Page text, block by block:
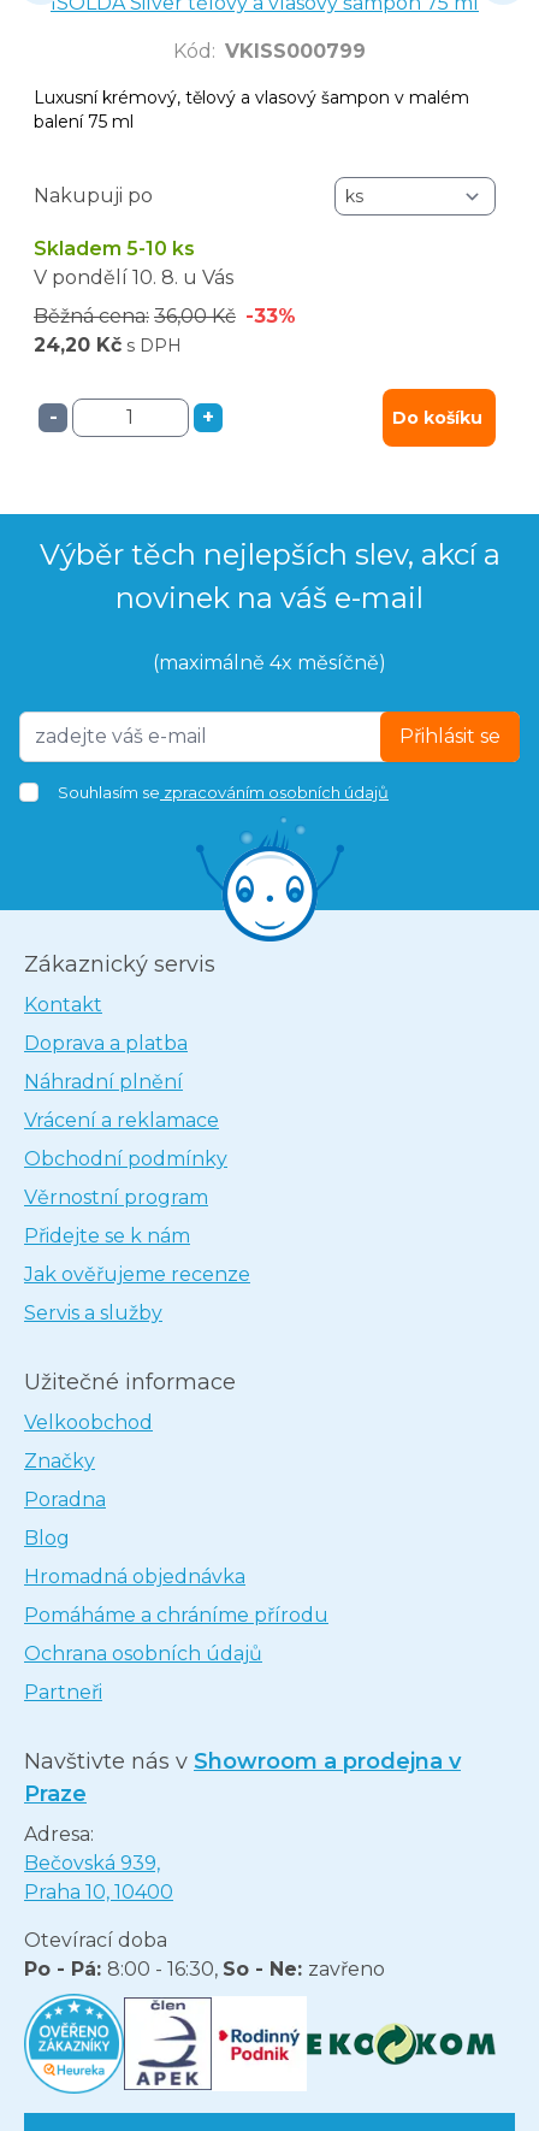
Kód : VKISS000799
Luxusní krémový, tělový a vlasový šampon v malém
balení 75 ml
Nakupuji po
Skladem 5-10 ks
V pondělí 10. 8. u Vás
Běžná cena: 36,00 Kč -33%
24,20 Kč s DPH
- + Do košíku
Výběr těch nejlepších slev, akcí a
novinek na váš e-mail
(maximálně 4x měsíčně)
Přihlásit se
Souhlasím se zpracováním osobních údajů
Zákaznický servis
Kontakt
Doprava a platba
Náhradní plnění
Vrácení a reklamace
Obchodní podmínky
Věrnostní program
Přidejte se k nám
Jak ověřujeme recenze
Servis a služby
Užitečné informace
Velkoobchod
Značky
Poradna
Blog
Hromadná objednávka
Pomáháme a chráníme přírodu
Ochrana osobních údajů
Partneři
Navštivte nás v Showroom a prodejna v
Praze
Adresa:
Bečovská 939,
Praha 10, 10400
Otevírací doba
Po - Pá: 8:00 - 16:30, So - Ne: zavřeno